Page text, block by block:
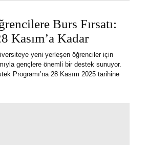
Burs Fırsatı:
Kasım’a Kadar
yeni yerleşen öğrenciler için
gençlere önemli bir destek sunuyor.
Programı’na 28 Kasım 2025 tarihine